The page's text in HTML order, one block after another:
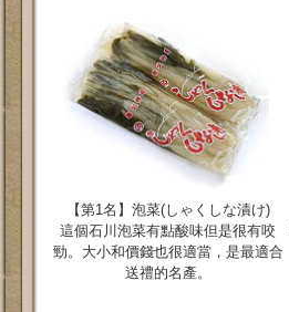
【第1名】泡菜(しゃくしな漬け)
這個石川泡菜有點酸味但是很有咬
勁。大小和價錢也很適當，是最適合
送禮的名產。